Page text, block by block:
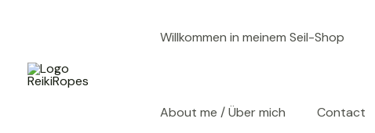
Willkommen in meinem Seil-Shop
About me / Über mich Contact